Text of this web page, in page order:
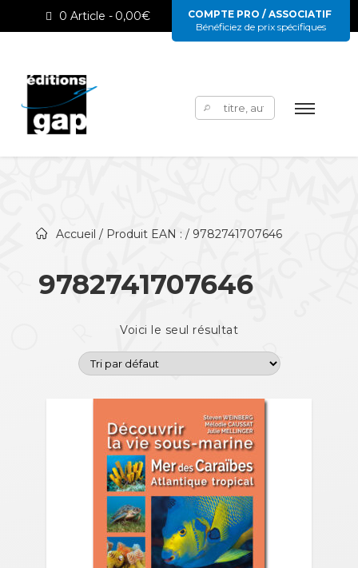
0 Article 0,00€
COMPTE PRO / ASSOCIATIF
Bénéficiez de prix spécifiques
Rechercher :
Accueil / Produit EAN : / 9782741707646
9782741707646
Voici le seul résultat